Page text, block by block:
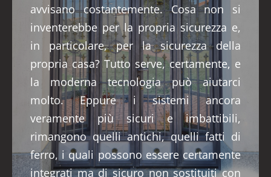
avvisano costantemente. Cosa non si
inventerebbe per la propria sicurezza e,
in particolare, per la sicurezza della
propria casa? Tutto serve, certamente, e
la moderna tecnologia può aiutarci
molto. Eppure i sistemi ancora
veramente più sicuri e imbattibili,
rimangono quelli antichi, quelli fatti di
ferro, i quali possono essere certamente
integrati ma di sicuro non sostituiti con